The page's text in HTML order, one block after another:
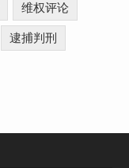
维权评论
逮捕判刑